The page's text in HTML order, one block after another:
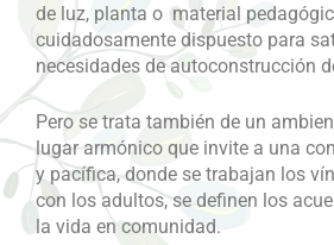
de luz, planta o material
cuidadosamente dispuesto para
necesidades de autoconstrucción
Pero se trata también de un
lugar armónico que invite a una
y pacífica, donde se trabajan los
con los adultos, se definen los
la vida en comunidad.